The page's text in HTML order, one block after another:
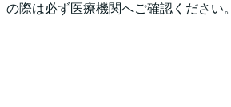
の際は必ず医療機関へご確認ください。